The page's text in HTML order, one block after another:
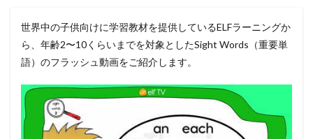
世界中の子供向けに学習教材を提供しているELFラーニングか
ら、年齢2〜10くらいまでを対象としたSight Words（重要単
語）のフラッシュ動画をご紹介します。